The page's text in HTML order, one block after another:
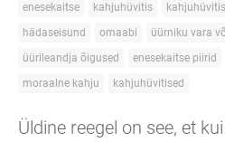
enesekaitse kahjuhüvitis
hädaseisund
omaabi üürniku vara
üürileandja õigused
enesekaitse piirid
moraalne kahju
kahjuhüvitised
Üldine reegel on see, et